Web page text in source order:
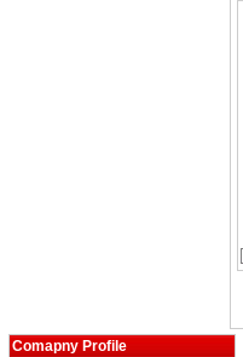
Comapny Profile